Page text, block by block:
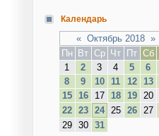
Календарь
« Октябрь 2018 »
Пн
Вт Ср Чт Пт Сб
1
2 3 4 5 6
8
9 10 11 12 13
15
16 17 18 19 20
22
23 24 25 26 27
29
30 31